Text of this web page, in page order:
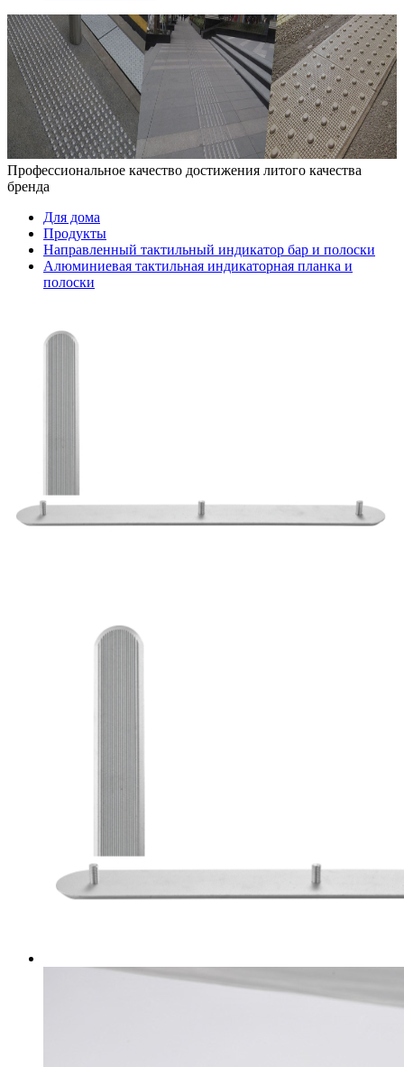
Профессиональное качество достижения литого качества
бренда
Для дома
Продукты
Направленный тактильный индикатор бар и полоски
Алюминиевая тактильная индикаторная планка и
полоски